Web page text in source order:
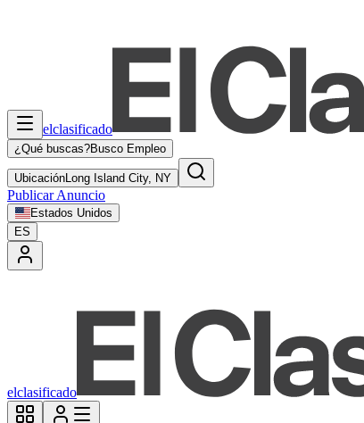
elclasificado
¿Qué buscas?Busco Empleo
UbicaciónLong Island City, NY
Publicar Anuncio
Estados Unidos
ES
elclasificado